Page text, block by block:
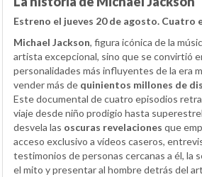
Estreno el jueves 20 de agosto. Cuatro
Michael Jackson, figura icónica de la
artista excepcional, sino que se convirtió
personalidades más influyentes de la era
vender más de quinientos millones de
Este documental de cuatro episodios
viaje desde niño prodigio hasta
desvela las oscuras revelaciones que
acceso exclusivo a vídeos caseros,
testimonios de personas cercanas a él, la
el mito y presentar al hombre detrás del